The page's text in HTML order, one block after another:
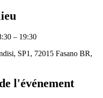
– 19:30
SP1, 72015 Fasano BR,
l'événement